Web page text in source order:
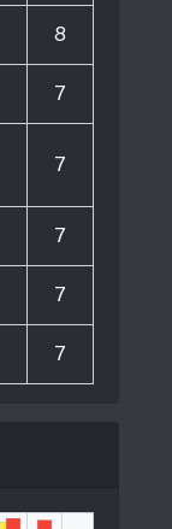
8
7
7
7
7
7